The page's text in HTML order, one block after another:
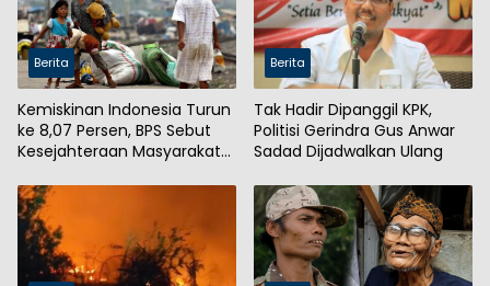
Berita
Kemiskinan Indonesia Turun
ke 8,07 Persen, BPS Sebut
Kesejahteraan Masyarakat
Berita
Tak Hadir Dipanggil KPK,
Politisi Gerindra Gus Anwar
Sadad Dijadwalkan Ulang